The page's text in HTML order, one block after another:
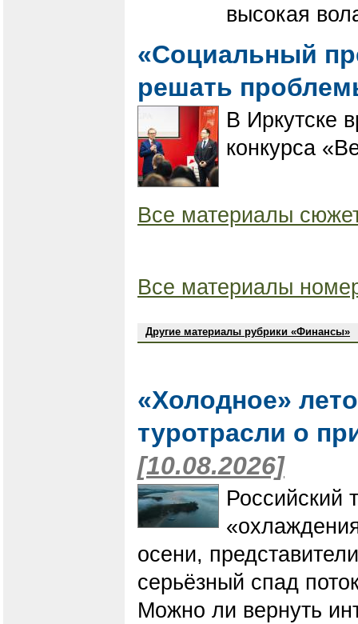
высокая
«Социальный
решать
В Иркутске
конкурса
Все материалы
Все материалы
Другие материалы рубрики «Финансы»
«Холодное»
туротрасли о
[10.08.2026]
Российский
осени,
серьёзный спад
Можно ли вернуть